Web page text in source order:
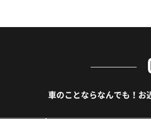
車のことならなんでも！ お